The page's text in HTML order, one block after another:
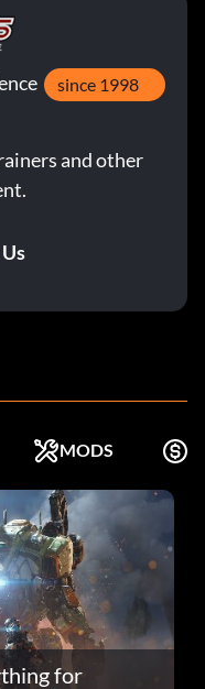
since 1998
and other
MODS
for